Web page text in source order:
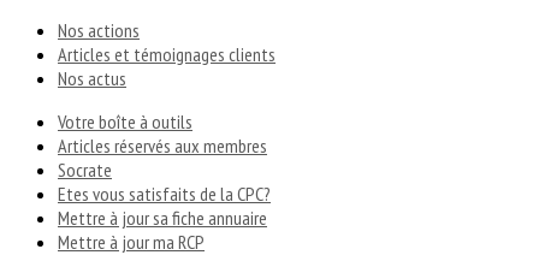
Nos actions
Articles et témoignages clients
Nos actus
Votre boîte à outils
Articles réservés aux membres
Socrate
Etes vous satisfaits de la CPC?
Mettre à jour sa fiche annuaire
Mettre à jour ma RCP